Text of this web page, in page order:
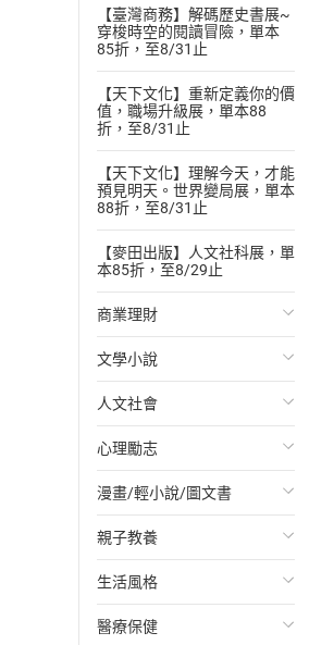
【臺灣商務】解碼歷史書展~
穿梭時空的閱讀冒險，單本
85折，至8/31止
【天下文化】重新定義你的價
值，職場升級展，單本88
折，至8/31止
【天下文化】理解今天，才能
預見明天。世界變局展，單本
88折，至8/31止
【麥田出版】人文社科展，單
本85折，至8/29止
商業理財
投資理財
經濟/趨勢
財務/金融
管理/領導
職場工作術
成功法
行銷/廣告
文學小說
歐美文學
日本文學
韓國文學
華文文學
經典文學
成長/家庭生活小說
人文社會
國際關係
政治
社會科學
台灣/中國歷史
日/韓歷史
心理勵志
心靈成長/情緒
人際關係
兩性關係
心理學
漫畫/輕小說/圖文書
輕小說
奇幻/科幻
愛情故事
親子教養
教育現場
兒童文學/故事
生活風格
飲食/食譜
醫療保健